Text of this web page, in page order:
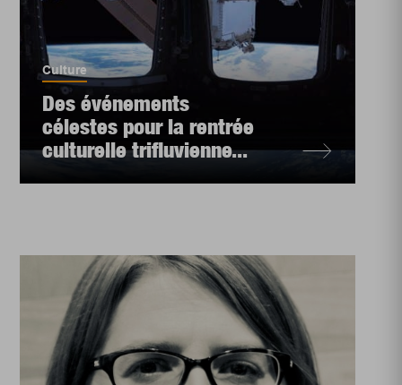
Culture
Des événements
célestes pour la rentrée
culturelle trifluvienne...